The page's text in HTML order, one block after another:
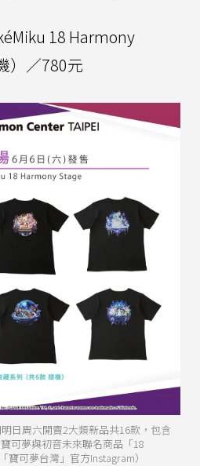
18 Harmony
）／780元
日周六開賣2大類新品共16款，包含
可夢與初音未來聯名商品「18
寶可夢台灣」官方Instagram）